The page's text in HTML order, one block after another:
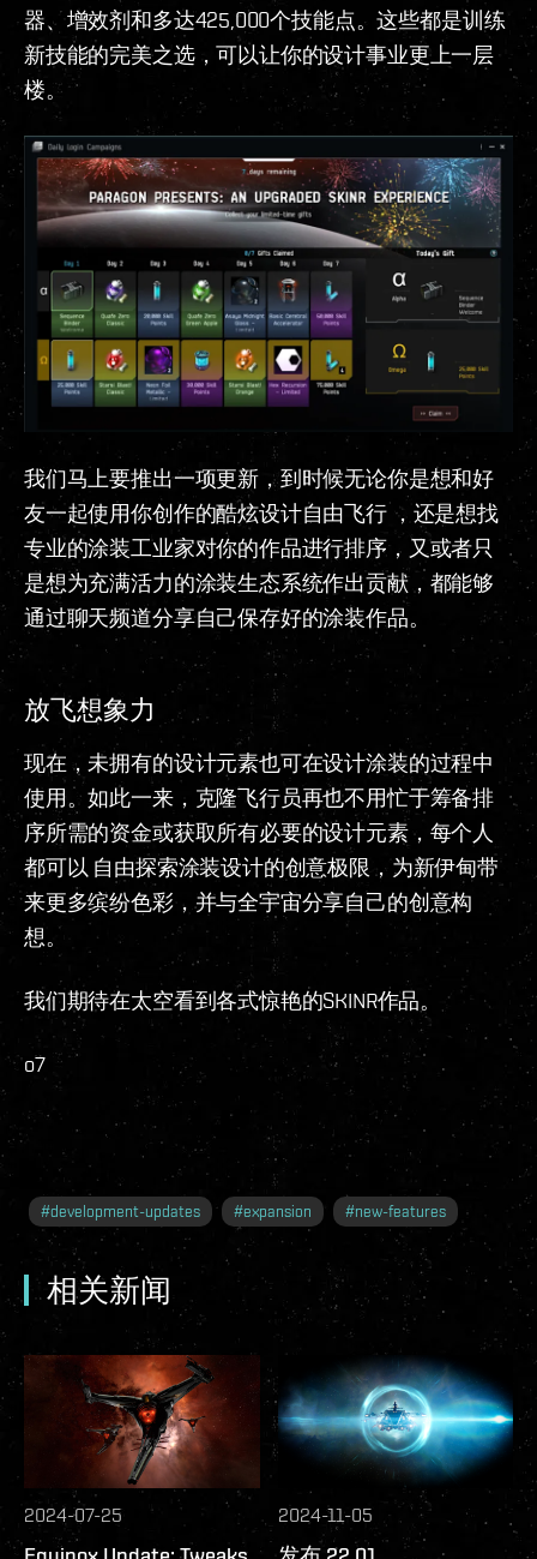
器、增效剂和多达425,000个技能点。这些都是训练
新技能的完美之选，可以让你的设计事业更上一层
楼。
我们马上要推出一项更新，到时候无论你是想和好
友一起使用你创作的酷炫设计自由飞行 ，还是想找
专业的涂装工业家对你的作品进行排序，又或者只
是想为充满活力的涂装生态系统作出贡献，都能够
通过聊天频道分享自己保存好的涂装作品。
放飞想象力
现在，未拥有的设计元素也可在设计涂装的过程中
使用。如此一来，克隆飞行员再也不用忙于筹备排
序所需的资金或获取所有必要的设计元素，每个人
都可以 自由探索涂装设计的创意极限，为新伊甸带
来更多缤纷色彩，并与全宇宙分享自己的创意构
想。
我们期待在太空看到各式惊艳的SKINR作品。
o7
#development-updates #expansion #new-features
相关新闻
2024-07-25 2024-11-05